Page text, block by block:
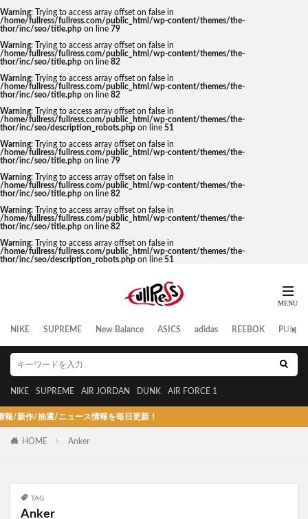
Warning: Trying to access array offset on false in
/home/fullress/fullress.com/public_html/wp-content/themes/the-
thor/inc/seo/title.php on line 79
Warning: Trying to access array offset on false in
/home/fullress/fullress.com/public_html/wp-content/themes/the-
thor/inc/seo/title.php on line 82
Warning: Trying to access array offset on false in
/home/fullress/fullress.com/public_html/wp-content/themes/the-
thor/inc/seo/title.php on line 82
Warning: Trying to access array offset on false in
/home/fullress/fullress.com/public_html/wp-content/themes/the-
thor/inc/seo/description_robots.php on line 51
Warning: Trying to access array offset on false in
/home/fullress/fullress.com/public_html/wp-content/themes/the-
thor/inc/seo/title.php on line 79
Warning: Trying to access array offset on false in
/home/fullress/fullress.com/public_html/wp-content/themes/the-
thor/inc/seo/title.php on line 82
Warning: Trying to access array offset on false in
/home/fullress/fullress.com/public_html/wp-content/themes/the-
thor/inc/seo/title.php on line 82
Warning: Trying to access array offset on false in
/home/fullress/fullress.com/public_html/wp-content/themes/the-
thor/inc/seo/description_robots.php on line 51
NIKE SUPREME New Balance ASICS adidas REEBOK PUMA
NIKE SUPREME AIR JORDAN DUNK AIR FORCE 1
作/抽選/ニュース情報を毎日更新！
HOME Anker
TAG
Anker